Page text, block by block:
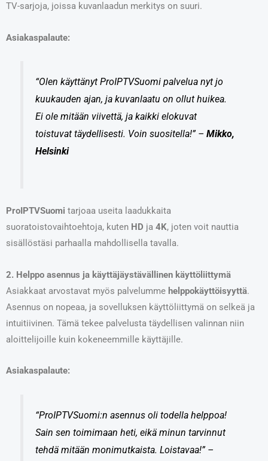
TV-sarjoja, joissa kuvanlaadun merkitys on suuri.
Asiakaspalaute:
“Olen käyttänyt ProIPTVSuomi palvelua nyt jo
kuukauden ajan, ja kuvanlaatu on ollut huikea.
Ei ole mitään viivettä, ja kaikki elokuvat
toistuvat täydellisesti. Voin suositella!” –Mikko,
Helsinki
ProIPTVSuomi tarjoaa useita laadukkaita
suoratoistovaihtoehtoja, kuten HD ja 4K, joten voit nauttia
sisällöstäsi parhaalla mahdollisella tavalla.
2. Helppo asennus ja käyttäjäystävällinen käyttöliittymä
Asiakkaat arvostavat myös palvelumme helppokäyttöisyyttä.
Asennus on nopeaa, ja sovelluksen käyttöliittymä on selkeä ja
intuitiivinen. Tämä tekee palvelusta täydellisen valinnan niin
aloittelijoille kuin kokeneemmille käyttäjille.
Asiakaspalaute:
“ProIPTVSuomi:n asennus oli todella helppoa!
Sain sen toimimaan heti, eikä minun tarvinnut
tehdä mitään monimutkaista. Loistavaa!” –